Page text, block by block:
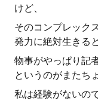
けど、
そのコンプレック
発力に絶対生きる
物事がやっぱり記
というのがまたち
私は経験がないの